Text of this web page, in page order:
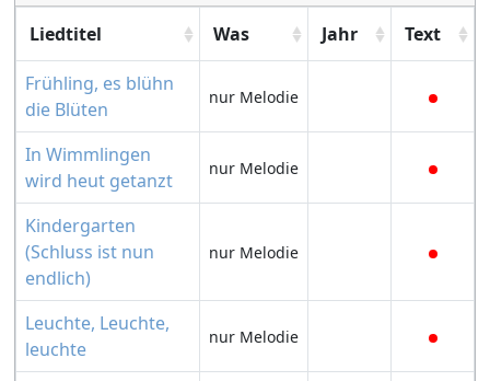
Liedtitel Was Jahr Text
Frühling, es blühn
die Blüten
nur Melodie
In Wimmlingen
wird heut getanzt
nur Melodie
Kindergarten
(Schluss ist nun
endlich)
nur Melodie
Leuchte, Leuchte,
leuchte
nur Melodie